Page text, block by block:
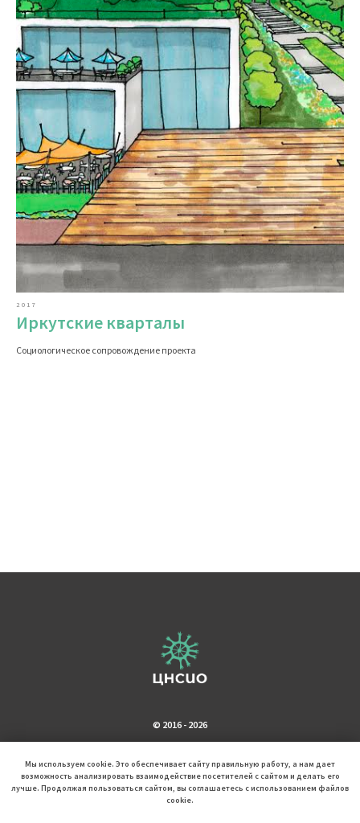
Мы используем cookie. Это обеспечивает сайту правильную работу, а нам дает
возможность анализировать взаимодействие посетителей с сайтом и делать его
лучше. Продолжая пользоваться сайтом, вы соглашаетесь с использованием файлов
cookie.
2017
Иркутские кварталы
Социологическое сопровождение проекта
© 2016 - 2026